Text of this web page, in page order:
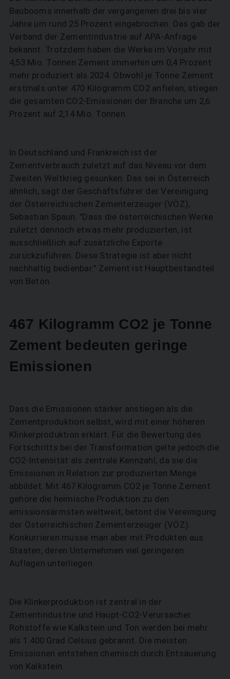
Baubooms innerhalb der vergangenen drei bis vier
Jahre um rund 25 Prozent eingebrochen. Das gab der
Verband der Zementindustrie auf APA-Anfrage
bekannt. Trotzdem haben die Werke im Vorjahr mit
4,53 Mio. Tonnen Zement immerhin um 0,4 Prozent
mehr produziert als 2024. Obwohl je Tonne Zement
erstmals unter 470 Kilogramm CO2 anfielen, stiegen
die gesamten CO2-Emissionen der Branche um 2,6
Prozent auf 2,14 Mio. Tonnen.
In Deutschland und Frankreich ist der
Zementverbrauch zuletzt auf das Niveau vor dem
Zweiten Weltkrieg gesunken. Das sei in Österreich
ähnlich, sagt der Geschäftsführer der Vereinigung
der Österreichischen Zementerzeuger (VÖZ),
Sebastian Spaun. "Dass die österreichischen Werke
zuletzt dennoch etwas mehr produzierten, ist
ausschließlich auf zusätzliche Exporte
zurückzuführen. Diese Strategie ist aber nicht
nachhaltig bedienbar." Zement ist Hauptbestandteil
von Beton.
467 Kilogramm CO2 je Tonne
Zement bedeuten geringe
Emissionen
Dass die Emissionen stärker anstiegen als die
Zementproduktion selbst, wird mit einer höheren
Klinkerproduktion erklärt. Für die Bewertung des
Fortschritts bei der Transformation gelte jedoch die
CO2-Intensität als zentrale Kennzahl, da sie die
Emissionen in Relation zur produzierten Menge
abbildet. Mit 467 Kilogramm CO2 je Tonne Zement
gehöre die heimische Produktion zu den
emissionsärmsten weltweit, betont die Vereinigung
der Österreichischen Zementerzeuger (VÖZ).
Konkurrieren müsse man aber mit Produkten aus
Staaten, deren Unternehmen viel geringeren
Auflagen unterliegen.
Die Klinkerproduktion ist zentral in der
Zementindustrie und Haupt-CO2-Verursacher.
Rohstoffe wie Kalkstein und Ton werden bei mehr
als 1.400 Grad Celsius gebrannt. Die meisten
Emissionen entstehen chemisch durch Entsäuerung
von Kalkstein.